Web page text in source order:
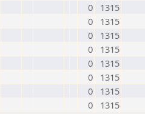
0
1315
0
1315
0
1315
0
1315
0
1315
0
1315
0
1315
0 1315